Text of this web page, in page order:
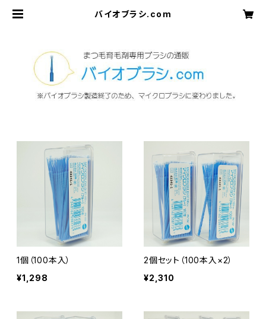
バイオブラシ.com
1個（100本入）
¥1,298
2個セット（100本入×2）
¥2,310